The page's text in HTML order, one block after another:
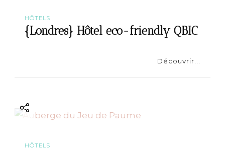
HÔTELS
{Londres} Hôtel eco-friendly QBIC
Découvrir...
HÔTELS